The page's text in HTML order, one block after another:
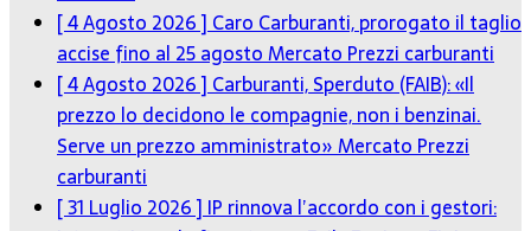
[ 4 Agosto 2026 ] Caro Carburanti, prorogato il taglio
accise fino al 25 agostoMercato Prezzi carburanti
[ 4 Agosto 2026 ] Carburanti, Sperduto (FAIB): «Il
prezzo lo decidono le compagnie, non i benzinai.
Serve un prezzo amministrato»Mercato Prezzi
carburanti
[ 31 Luglio 2026 ] IP rinnova l’accordo con i gestori: